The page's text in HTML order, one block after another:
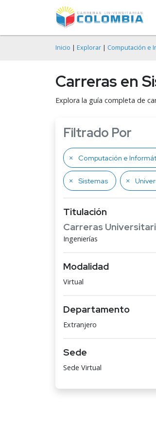
Inicio | Explorar | Computación e
Carreras en
Explora la guía completa de
Filtrado Por
Computación e
Sistemas
Titulación
Carreras
Ingenierías
Modalidad
Virtual
Departamento
Extranjero
Sede
Sede Virtual